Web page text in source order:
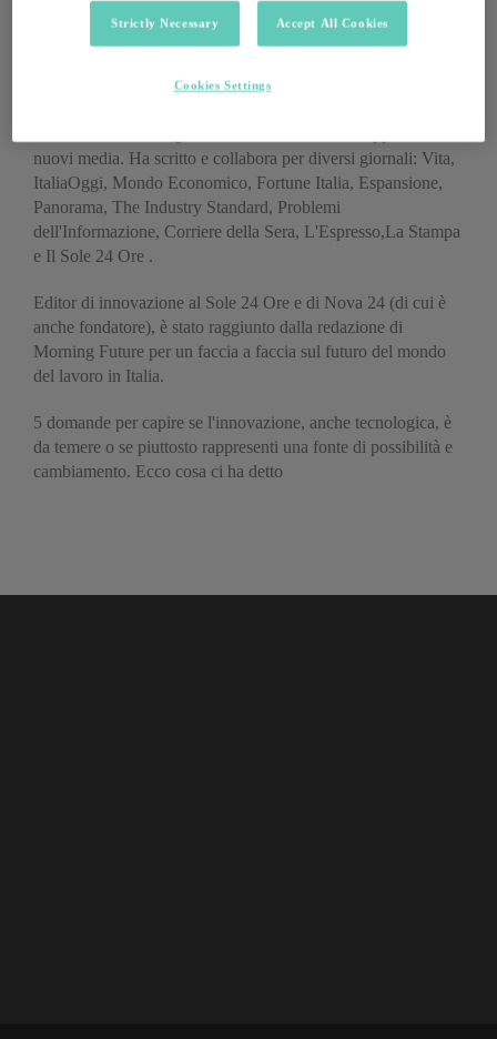
nuovi media. Ha scritto e collabora per diversi giornali: Vita,
ItaliaOggi, Mondo Economico, Fortune Italia, Espansione,
Panorama, The Industry Standard, Problemi
dell'Informazione, Corriere della Sera, L'Espresso,La Stampa
e Il Sole 24 Ore .
Editor di innovazione al Sole 24 Ore e di Nova 24 (di cui è
anche fondatore), è stato raggiunto dalla redazione di
Morning Future per un faccia a faccia sul futuro del mondo
del lavoro in Italia.
5 domande per capire se l'innovazione, anche tecnologica, è
da temere o se piuttosto rappresenti una fonte di possibilità e
cambiamento. Ecco cosa ci ha detto
Strictly Necessary Accept All Cookies
Cookies Settings